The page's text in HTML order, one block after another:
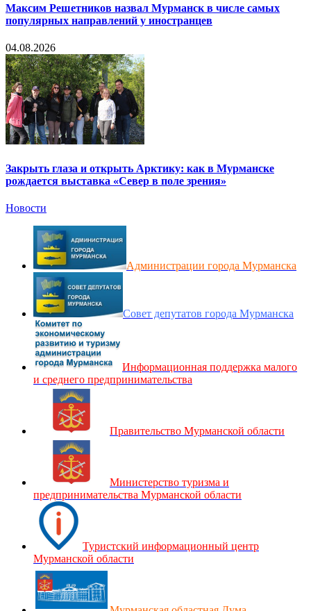
Максим Решетников назвал Мурманск в числе самых
популярных направлений у иностранцев
04.08.2026
Закрыть глаза и открыть Арктику: как в Мурманске
рождается выставка «Север в поле зрения»
Новости
Администрации города Мурманска
Совет депутатов города Мурманска
Информационная поддержка малого
и среднего предпринимательства
Правительство Мурманской области
Министерство туризма и
предпринимательства Мурманской области
Туристский информационный центр
Мурманской области